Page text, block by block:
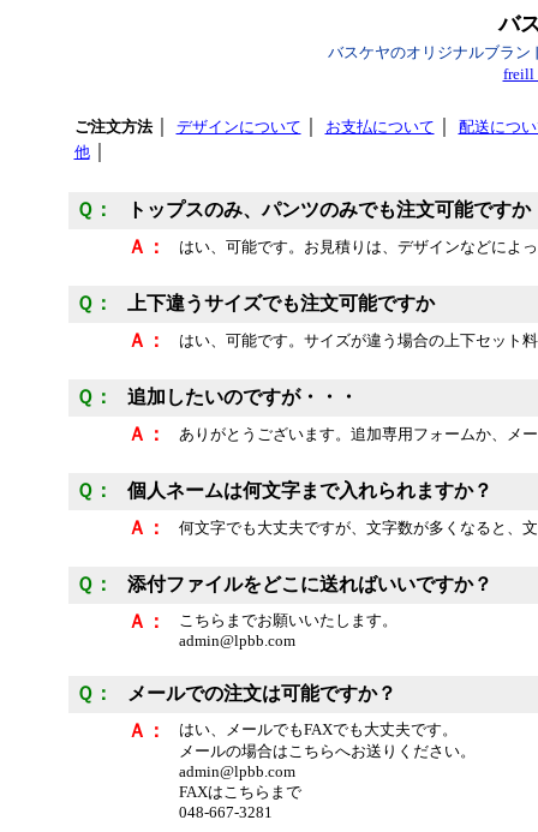
バ
バスケヤのオリジナルブラ
freill
ご注文方法｜ デザインについて お支払について
配送につ
他｜
Ｑ：
トップスのみ、パンツのみでも注文可能ですか
Ａ：
はい、可能です。お見積りは、デザインなどによ
Ｑ：
上下違うサイズでも注文可能ですか
Ａ：
はい、可能です。サイズが違う場合の上下セット
Ｑ：
追加したいのですが・・・
Ａ：
ありがとうございます。追加専用フォームか、メ
Ｑ：
個人ネームは何文字まで入れられますか？
Ａ：
何文字でも大丈夫ですが、文字数が多くなると、
Ｑ：
添付ファイルをどこに送ればいいですか？
Ａ：
こちらまでお願いいたします。
admin@lpbb.com
Ｑ：
メールでの注文は可能ですか？
Ａ：
はい、メールでもFAXでも大丈夫です。
メールの場合はこちらへお送りください。
admin@lpbb.com
FAXはこちらまで
048-667-3281